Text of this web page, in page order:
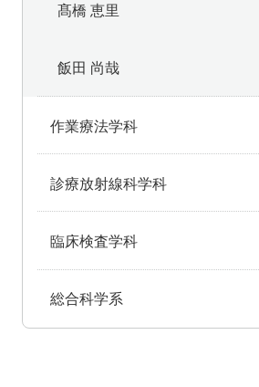
髙橋 恵里
飯田 尚哉
作業療法学科
診療放射線科学科
臨床検査学科
総合科学系